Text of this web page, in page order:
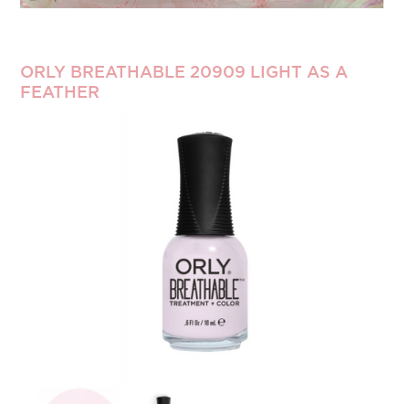
ORLY BREATHABLE 20909 LIGHT AS A
FEATHER